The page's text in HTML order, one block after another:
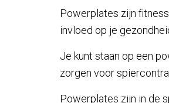
Powerplates zijn
invloed op je
Je kunt staan op een
zorgen voor
Powerplates zijn in de